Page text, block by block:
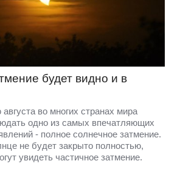
будет видно и в
во многих странах мира
одно из самых впечатляющих
- полное солнечное затмение.
не будет закрыто полностью,
увидеть частичное затмение.